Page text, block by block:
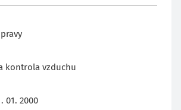
kontrola vzduchu
01. 2000